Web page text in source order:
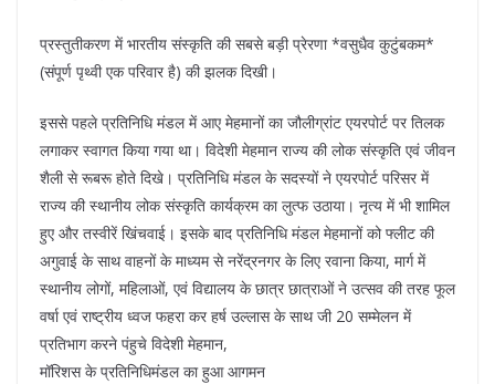
प्रस्तुतीकरण में भारतीय संस्कृति की सबसे बड़ी प्रेरणा *वसुधैव कुटुंबकम*
(संपूर्ण पृथ्वी एक परिवार है) की झलक दिखी।
इससे पहले प्रतिनिधि मंडल में आए मेहमानों का जौलीग्रांट एयरपोर्ट पर तिलक
लगाकर स्वागत किया गया था। विदेशी मेहमान राज्य की लोक संस्कृति एवं जीवन
शैली से रूबरू होते दिखे। प्रतिनिधि मंडल के सदस्यों ने एयरपोर्ट परिसर में
राज्य की स्थानीय लोक संस्कृति कार्यक्रम का लुत्फ उठाया। नृत्य में भी शामिल
हुए और तस्वीरें खिंचवाई। इसके बाद प्रतिनिधि मंडल मेहमानों को फ्लीट की
अगुवाई के साथ वाहनों के माध्यम से नरेंद्रनगर के लिए रवाना किया, मार्ग में
स्थानीय लोगों, महिलाओं, एवं विद्यालय के छात्र छात्राओं ने उत्सव की तरह फूल
वर्षा एवं राष्ट्रीय ध्वज फहरा कर हर्ष उल्लास के साथ जी 20 सम्मेलन में
प्रतिभाग करने पंहुचे विदेशी मेहमान,
मॉरिशस के प्रतिनिधिमंडल का हुआ आगमन